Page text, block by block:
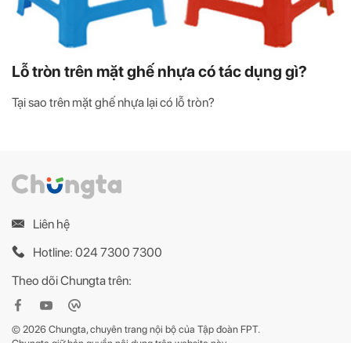
Lỗ tròn trên mặt ghế nhựa có tác dụng gì?
Tại sao trên mặt ghế nhựa lại có lỗ tròn?
Liên hệ
Hotline: 024 7300 7300
Theo dõi Chungta trên:
© 2026 Chungta, chuyên trang nội bộ của Tập đoàn FPT.